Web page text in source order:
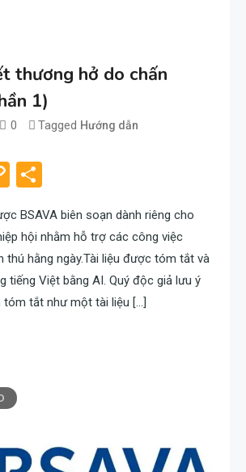
thương hở do chấn
1)
0 Tagged Hướng dẫn
Copy
BSAVA biên soạn dành riêng cho
hội nhằm hỗ trợ các công việc
thú hằng ngày.Tài liệu được tóm tắt và
tiếng Việt bằng AI. Quý độc giả lưu ý
tóm tắt như một tài liệu […]